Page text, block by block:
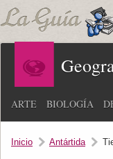
ARTE BIOLOGÍA
Inicio Antártida